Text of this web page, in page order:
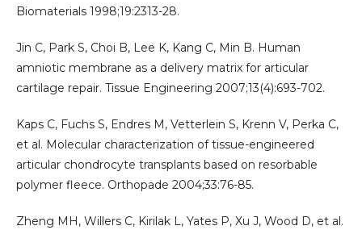
Biomaterials 1998;19:2313-28.
Jin C, Park S, Choi B, Lee K, Kang C, Min B. Human
amniotic membrane as a delivery matrix for articular
cartilage repair. Tissue Engineering 2007;13(4):693-702.
Kaps C, Fuchs S, Endres M, Vetterlein S, Krenn V, Perka C,
et al. Molecular characterization of tissue-engineered
articular chondrocyte transplants based on resorbable
polymer fleece. Orthopade 2004;33:76-85.
Zheng MH, Willers C, Kirilak L, Yates P, Xu J, Wood D, et al.